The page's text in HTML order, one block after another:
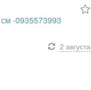
см -0935573993
2 августа